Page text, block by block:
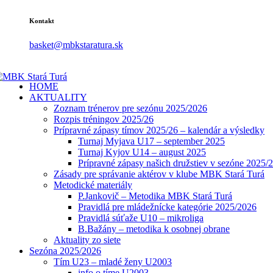
Kontakt
basket@mbkstaratura.sk
HOME
AKTUALITY
Zoznam trénerov pre sezónu 2025/2026
Rozpis tréningov 2025/26
Prípravné zápasy tímov 2025/26 – kalendár a výsledky
Turnaj Myjava U17 – september 2025
Turnaj Kyjov U14 – august 2025
Prípravné zápasy našich družstiev v sezóne 2025/
Zásady pre správanie aktérov v klube MBK Stará Turá
Metodické materiály
P.Jankovič – Metodika MBK Stará Turá
Pravidlá pre mládežnícke kategórie 2025/2026
Pravidlá súťaže U10 – mikroliga
B.Bažány – metodika k osobnej obrane
Aktuality zo siete
Sezóna 2025/2026
Tím U23 – mladé ženy U2003